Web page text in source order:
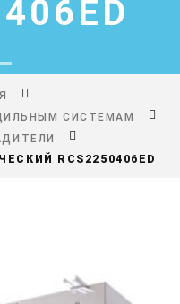
СИСТЕМАМ
RCS2250406ED